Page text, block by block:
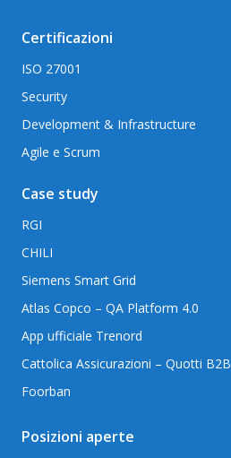
Certificazioni
ISO 27001
Security
Development & Infrastructure
Agile e Scrum
Case study
RGI
CHILI
Siemens Smart Grid
Atlas Copco – QA Platform 4.0
App ufficiale Trenord
Cattolica Assicurazioni – Quotti B2B
Foorban
Posizioni aperte